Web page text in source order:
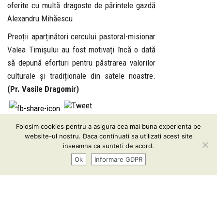
oferite cu multă dragoste de părintele gazdă
Alexandru Mihăescu.
Preoții aparținători cercului pastoral-misionar
Valea Timișului au fost motivați încă o dată
să depună eforturi pentru păstrarea valorilor
culturale și tradiționale din satele noastre.
(Pr. Vasile Dragomir)
Informare GDPR| Conținutul acestui website vă este pus
la dispoziţie sub termeniiCC BY-SA 3.0
Folosim cookies pentru a asigura cea mai buna experienta pe
website-ul nostru. Daca continuati sa utilizati acest site
inseamna ca sunteti de acord.
Ok
Informare GDPR